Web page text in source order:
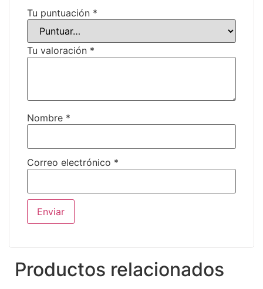
Tu puntuación *
Tu valoración *
Nombre *
Correo electrónico *
Productos relacionados